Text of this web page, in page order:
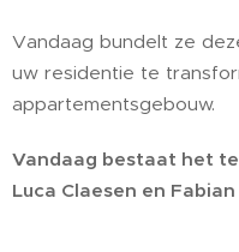
Vandaag bundelt ze
uw residentie te
appartementsgebouw.
Vandaag bestaat het
Luca Claesen en